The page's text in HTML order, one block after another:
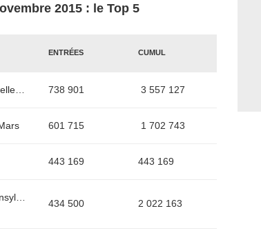
2015 : le Top 5
ENTRÉES CUMUL
738 901 3 557 127
601 715 1 702 743
443 169 443 169
434 500 2 022 163